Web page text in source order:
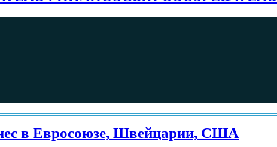
в Евросоюзе, Швейцарии, США